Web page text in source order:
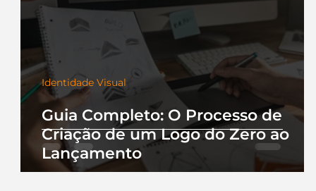
Guia Completo: O Processo de
Criação de um Logo do Zero ao
Lançamento
Identidade Visual